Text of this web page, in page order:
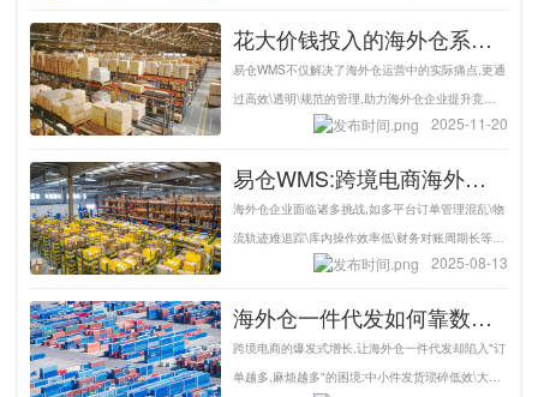
变为可管理资产.
花大价钱投入的海外仓系统
值不值,只看这一点就行了!-
易仓科技
易仓WMS​不仅解决了海外仓运营中的实际痛点,更通
过高效\透明\规范的管理,助力海外仓企业提升竞争
力,在跨境物流市场中站稳脚跟\脱颖而出.2025-11-20
易仓WMS:跨境电商海外仓
的智能中枢,破解行业难题-易
仓科技
海外仓企业面临诸多挑战,如多平台订单管理混乱\物
流轨迹难追踪\库内操作效率低\财务对账周期长等.
本文将拆解三大核心要点,并分享如何通过易仓WMS
2025-08-13
海外仓一件代发如何靠数字
化提效?易仓WMS海外仓系
统为您助力-易仓科技
跨境电商的爆发式增长,让海外仓一件代发却陷入"订
单越多,麻烦越多"的困境:中小件发货琐碎低效\大件